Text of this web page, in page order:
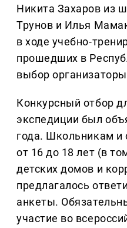
Никита Захаров из
Трунов и Илья
в ходе учебно-
прошедших в
выбор
Конкурсный отбор
экспедиции был
года. Школьникам и
от 16 до 18 лет (в
детских домов и
предлагалось
анкеты.
участие во